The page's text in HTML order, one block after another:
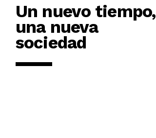
Un nuevo tiempo,
una nueva
sociedad